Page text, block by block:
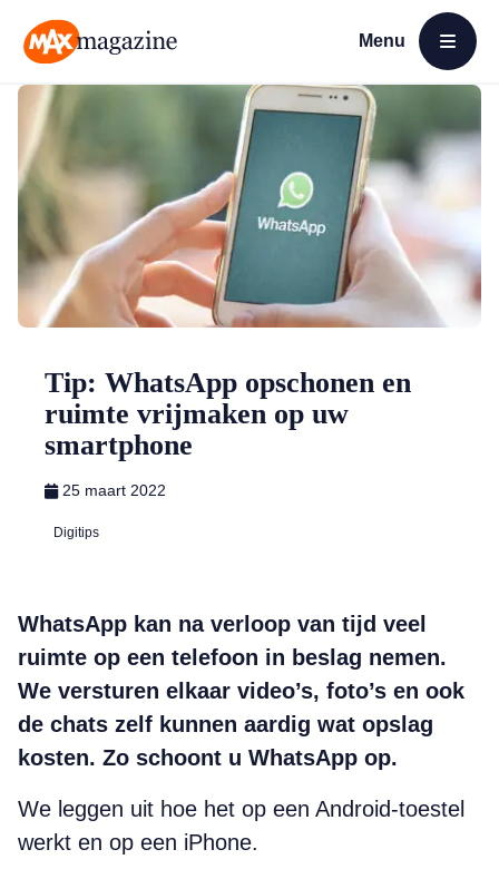
Menu
Open menu
Tip: WhatsApp opschonen en
ruimte vrijmaken op uw
smartphone
25 maart 2022
Digitips
WhatsApp kan na verloop van tijd veel
ruimte op een telefoon in beslag nemen.
We versturen elkaar video’s, foto’s en ook
de chats zelf kunnen aardig wat opslag
kosten. Zo schoont u WhatsApp op.
We leggen uit hoe het op een Android-toestel
werkt en op een iPhone.